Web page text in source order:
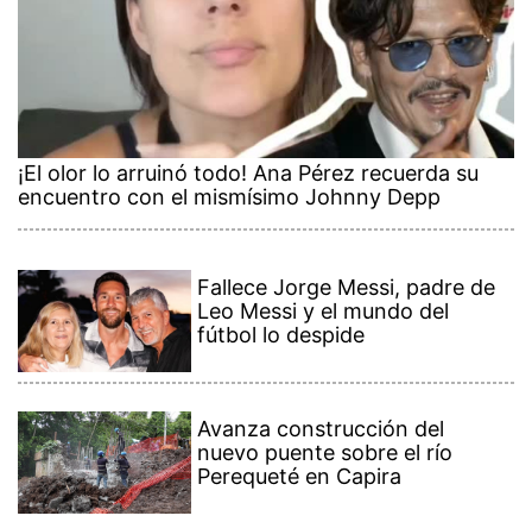
¡El olor lo arruinó todo! Ana Pérez recuerda su
encuentro con el mismísimo Johnny Depp
Fallece Jorge Messi, padre de
Leo Messi y el mundo del
fútbol lo despide
Avanza construcción del
nuevo puente sobre el río
Perequeté en Capira